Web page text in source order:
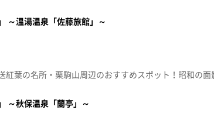
～温湯温泉「佐藤旅館」～
～秋保温泉「蘭亭」～